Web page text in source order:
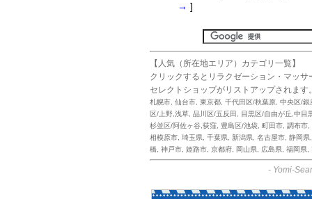
→ ]
【人気（所在地エリア）カテゴリ一覧】
クリックするとリラクゼーション・マッ
セレクトショップがリストアップされます
札幌市 仙台市 東京都 千代田区/秋葉原 中央区/銀
区/上野,浅草 品川区/五反田
目黒区/自由が丘,中目
杉並区/阿佐ヶ谷,荻窪
豊島区/池袋 町田市 調布市
相模原市 埼玉県 千葉県 新潟県 名古屋市 静岡県
橋 神戸市 姫路市 京都府 岡山県 広島県 福岡県
- Yomi-